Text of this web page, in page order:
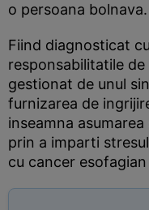
o persoana bolnava.
Fiind diagnosticat
responsabilitatile
gestionat de unul
furnizarea de
inseamna
prin a imparti
cu cancer